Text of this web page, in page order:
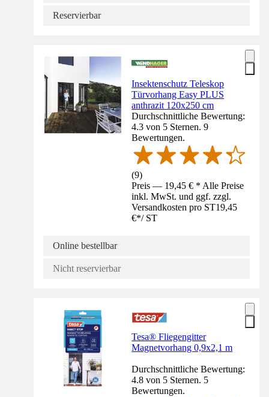
Reservierbar
Insektenschutz Teleskop
Türvorhang Easy PLUS
anthrazit 120x250 cm
Durchschnittliche Bewertung:
4.3 von 5 Sternen. 9
Bewertungen.
(9)
Preis — 19,45 € * Alle Preise
inkl. MwSt. und ggf. zzgl.
Versandkosten pro ST19,45
€*/ ST
Online bestellbar
Nicht reservierbar
Tesa® Fliegengitter
Magnetvorhang 0,9x2,1 m
Durchschnittliche Bewertung:
4.8 von 5 Sternen. 5
Bewertungen.